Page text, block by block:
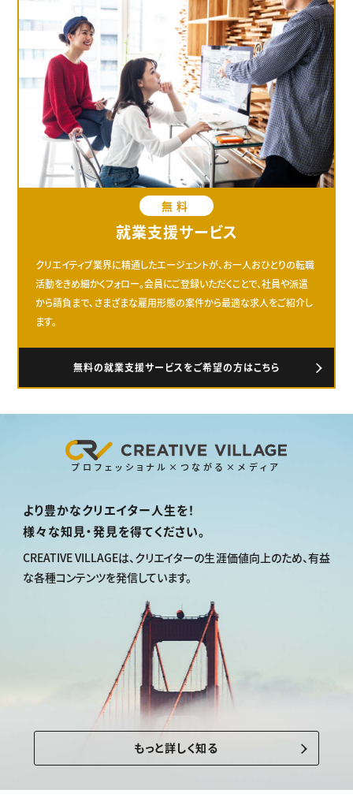
無料
就業支援サービス
クリエイティブ業界に精通したエージェントが、お一人おひとりの転職
活動をきめ細かくフォロー。会員にご登録いただくことで、社員や派遣
から請負まで、さまざまな雇用形態の案件から最適な求人をご紹介し
ます。
無料の就業支援サービスをご希望の方はこちら
プロフェッショナル×つながる×メディア
より豊かなクリエイター人生を！
様々な知見・発見を得てください。
CREATIVE VILLAGEは、 クリエイターの生涯価値向上のため、有益
な各種コンテンツを発信しています。
もっと詳しく知る